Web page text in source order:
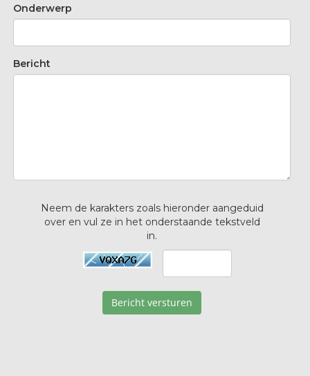
Onderwerp
Bericht
Neem de karakters zoals hieronder aangeduid
over en vul ze in het onderstaande tekstveld
in.
Bericht versturen